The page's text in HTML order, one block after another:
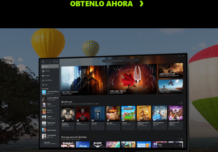
OBTENLO AHORA